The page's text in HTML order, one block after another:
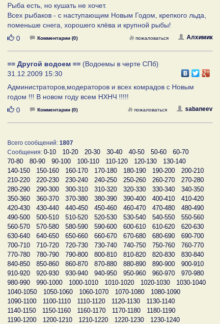
Рыба есть, но кушать не хочет.
Всех рыбаков - с наступающим Новым Годом, крепкого льда,
поменьше снега, хорошего клёва и крупной рыбы!
Нравится
0 Комментарии (0) Алхимик
пожаловаться
== Другой водоем == (Водоемы в черте СПб)
31.12.2009 15:30
Администраторов,модераторов и всех комрадов с Новым
годом !!! В новом году всем НХНЧ !!!!!
Нравится
0 Комментарии (0) sabaneev
пожаловаться
Всего сообщений: 1807
Сообщения: 0-10 10-20 20-30 30-40 40-50 50-60
60-70
70-80
80-90 90-100 100-110 110-120 120-130
130-140
140-150
150-160 160-170 170-180 180-190 190-200
200-210
210-220
220-230 230-240 240-250 250-260 260-270
270-280
280-290
290-300 300-310 310-320 320-330 330-340
340-350
350-360
360-370 370-380 380-390 390-400 400-410
410-420
420-430
430-440 440-450 450-460 460-470 470-480
480-490
490-500
500-510 510-520 520-530 530-540 540-550
550-560
560-570
570-580 580-590 590-600 600-610 610-620
620-630
630-640
640-650 650-660 660-670 670-680 680-690
690-700
700-710
710-720 720-730 730-740 740-750 750-760
760-770
770-780
780-790 790-800 800-810 810-820 820-830
830-840
840-850
850-860 860-870 870-880 880-890 890-900
900-910
910-920
920-930 930-940 940-950 950-960 960-970
970-980
980-990
990-1000 1000-1010 1010-1020 1020-1030
1030-1040
1040-1050
1050-1060 1060-1070 1070-1080
1080-1090
1090-1100
1100-1110 1110-1120 1120-1130
1130-1140
1140-1150
1150-1160 1160-1170 1170-1180
1180-1190
1190-1200
1200-1210 1210-1220 1220-1230
1230-1240